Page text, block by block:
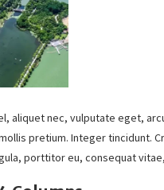
aliquet nec, vulputate eget,
pretium. Integer tincidunt.